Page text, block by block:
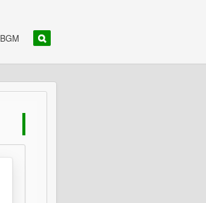
BGM